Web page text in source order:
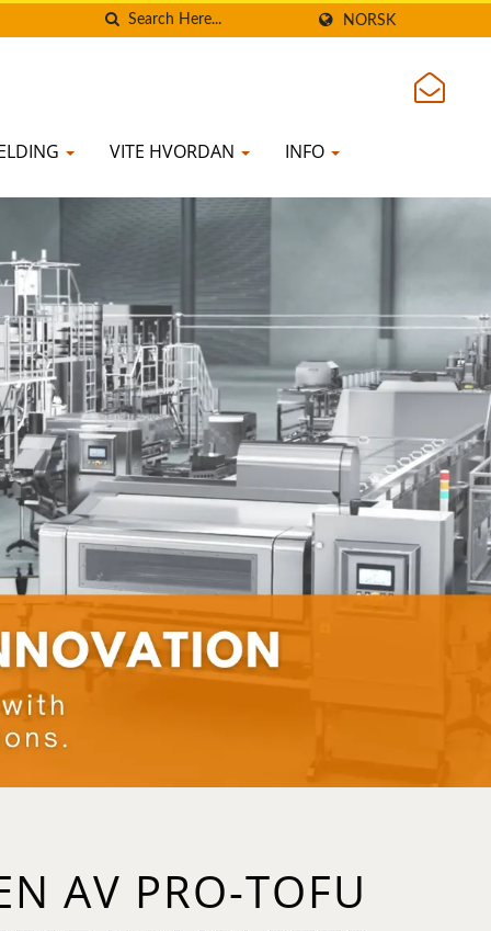
NORSK
VITE HVORDAN INFO
AV PRO-TOFU